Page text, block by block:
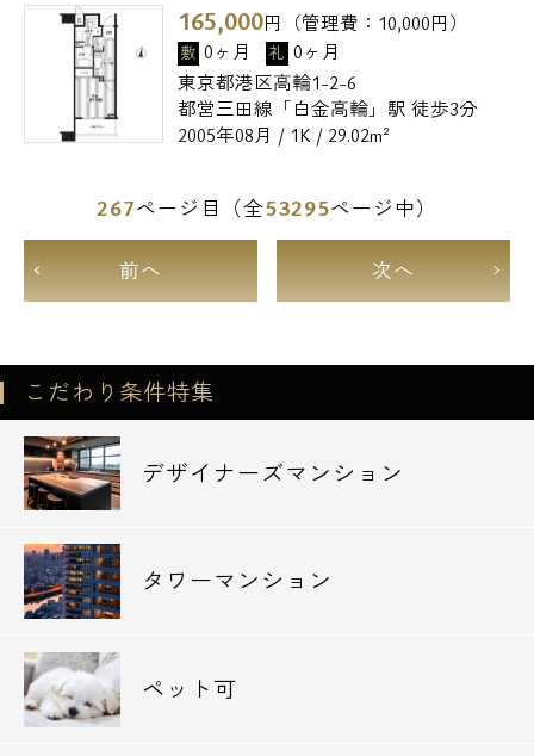
165,000円（管理費： 10,000円）
敷 0ヶ月 礼 0ヶ月
東京都港区高輪1-2-6
都営三田線「白金高輪」駅 徒歩3分
2005年08月 / 1K / 29.02m²
267ページ目（全53295ページ中）
前へ 次へ
こだわり条件特集
デザイナーズマンション
タワーマンション
ペット可
電話でお問い合わせ